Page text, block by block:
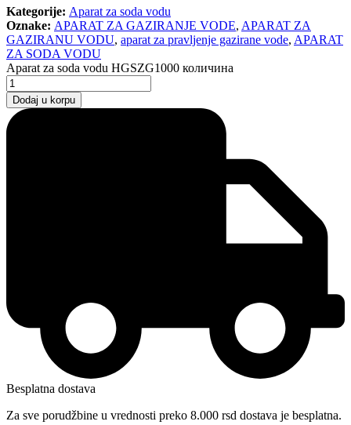
Kategorije: Aparat za soda vodu
Oznake: APARAT ZA GAZIRANJE VODE, APARAT ZA
GAZIRANU VODU, aparat za pravljenje gazirane vode, APARAT
ZA SODA VODU
Aparat za soda vodu HGSZG1000 количина
Dodaj u korpu
Besplatna dostava
Za sve porudžbine u vrednosti preko 8.000 rsd dostava je besplatna.